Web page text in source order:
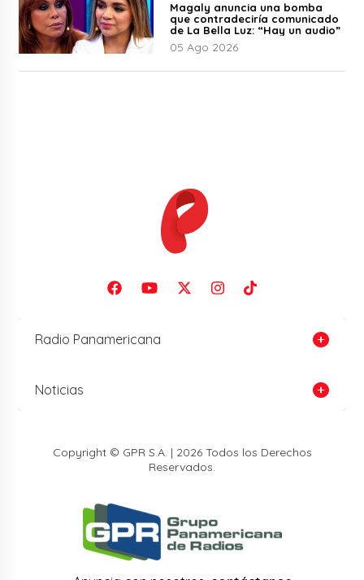
Magaly anuncia una bomba
que contradeciría comunicado
de La Bella Luz: “Hay un audio”
05 Ago 2026
Radio Panamericana
Noticias
Copyright © GPR S.A. | 2026 Todos los Derechos
Reservados.